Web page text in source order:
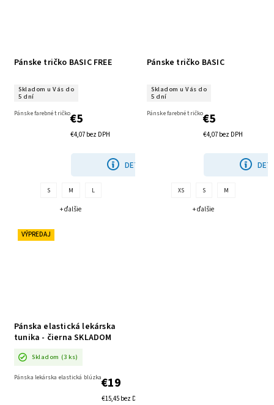
Pánske tričko BASIC FREE
Skladom u Vás do
5 dní
€4,07 bez DPH
€5
DETAIL
Pánske farebné tričko
S M L
+ ďalšie
Pánske tričko BASIC
Skladom u Vás do
5 dní
€4,07 bez DPH
€5
Pánske farebné tričko
XS S M
+ ďalšie
VÝPREDAJ
Pánska elastická lekárska
tunika - čierna SKLADOM
Skladom (3 ks)
€15,45 bez DPH
€19
Pánska lekárska elastická blúzka